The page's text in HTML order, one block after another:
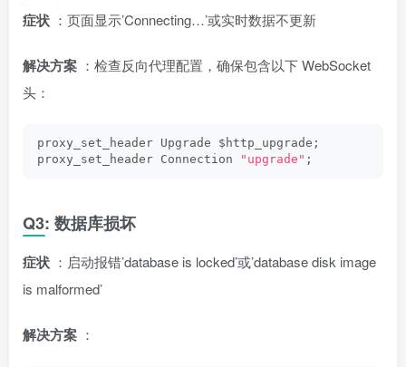
症状 ：页面显示’Connecting…’或实时数据不更新
解决方案 ：检查反向代理配置，确保包含以下 WebSocket
头：
proxy_set_header Upgrade $http_upgrade;
proxy_set_header Connection
"upgrade" ;
Q3: 数据库损坏
症状 ：启动报错’database is locked’或’database disk image
is malformed’
解决方案 ：